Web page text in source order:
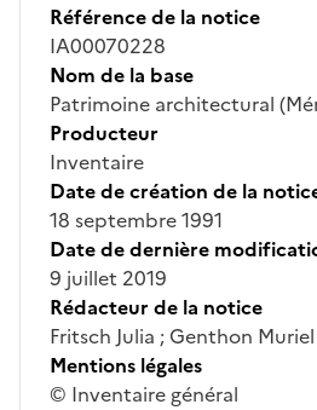
Référence de la notice
IA00070228
Nom de la base
Patrimoine architectural
Producteur
Inventaire
Date de création de la
18 septembre 1991
Date de dernière
9 juillet 2019
Rédacteur de la notice
Fritsch Julia ; Genthon Muriel
Mentions légales
© Inventaire général